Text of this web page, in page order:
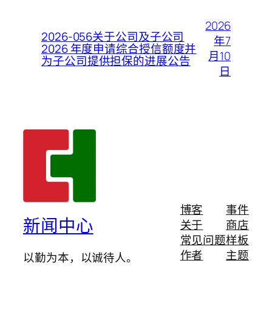
2026-056关于公司及子公司
2026 年度申请综合授信额度并
为子公司提供担保的进展公告
2026
年7
月10
日
新闻中心
以勤为本，以诚待人。
博客
关于
常见问题
作者
事件
商店
样板
主题